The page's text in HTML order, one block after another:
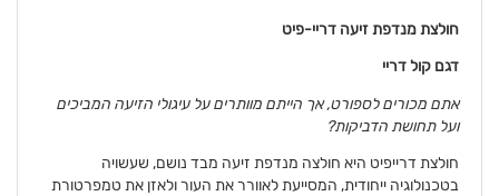
חולצת מנדפת זיעה דריי-פיט
דגם קול דריי
אתם מכורים לספורט, אך הייתם מוותרים על עיגולי הזיעה המביכים
ועל תחושת הדביקות?
חולצת דרייפיט היא חולצה מנדפת זיעה מבד נושם, שעשויה
בטכנולוגיה ייחודית, המסייעת לאוורר את העור ולאזן את טמפרטורת